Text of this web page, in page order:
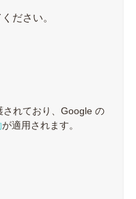
ださい。
されており、Google の
が適用されます。